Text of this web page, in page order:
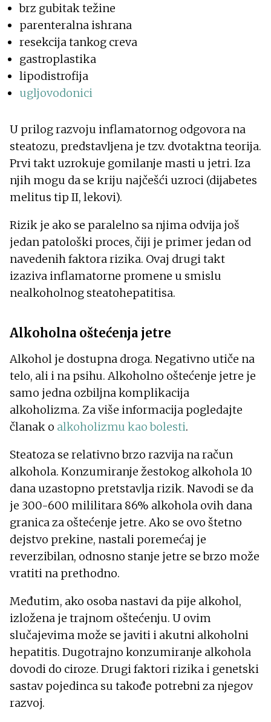
brz gubitak težine
parenteralna ishrana
resekcija tankog creva
gastroplastika
lipodistrofija
ugljovodonici
U prilog razvoju inflamatornog odgovora na
steatozu, predstavljena je tzv. dvotaktna teorija.
Prvi takt uzrokuje gomilanje masti u jetri. Iza
njih mogu da se kriju najčešći uzroci (dijabetes
melitus tip II, lekovi).
Rizik je ako se paralelno sa njima odvija još
jedan patološki proces, čiji je primer jedan od
navedenih faktora rizika. Ovaj drugi takt
izaziva inflamatorne promene u smislu
nealkoholnog steatohepatitisa.
Alkoholna oštećenja jetre
Alkohol je dostupna droga. Negativno utiče na
telo, ali i na psihu. Alkoholno oštećenje jetre je
samo jedna ozbiljna komplikacija
alkoholizma. Za više informacija pogledajte
članak o alkoholizmu kao bolesti.
Steatoza se relativno brzo razvija na račun
alkohola. Konzumiranje žestokog alkohola 10
dana uzastopno pretstavlja rizik. Navodi se da
je 300-600 mililitara 86% alkohola ovih dana
granica za oštećenje jetre. Ako se ovo štetno
dejstvo prekine, nastali poremećaj je
reverzibilan, odnosno stanje jetre se brzo može
vratiti na prethodno.
Međutim, ako osoba nastavi da pije alkohol,
izložena je trajnom oštećenju. U ovim
slučajevima može se javiti i akutni alkoholni
hepatitis. Dugotrajno konzumiranje alkohola
dovodi do ciroze. Drugi faktori rizika i genetski
sastav pojedinca su takođe potrebni za njegov
razvoj.